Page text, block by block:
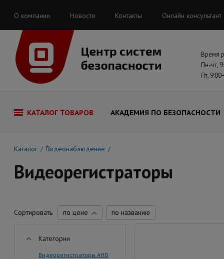
О компании Новости Контакты Онлайн консультант
Время
Пн-чт,
Пт,
КАТАЛОГ ТОВАРОВ АКАДЕМИЯ ПО БЕЗОПАСНОСТИ
Каталог Видеонаблюдение
Видеорегистраторы
Сортировать по цене по названию
Категории
Видеорегистраторы AHD